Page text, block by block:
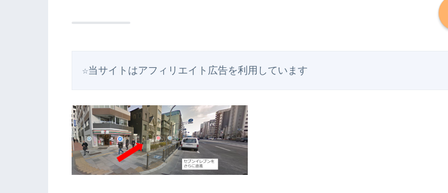
☆当サイトはアフィリエイト広告を利用しています